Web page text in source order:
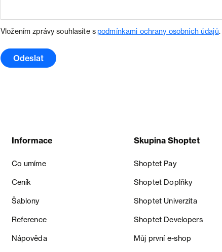
Vložením zprávy souhlasíte spodmínkami ochrany osobních údajů.
Odeslat
Informace
Co umíme
Ceník
Šablony
Reference
Nápověda
Skupina Shoptet
Shoptet Pay
Shoptet Doplňky
Shoptet Univerzita
Shoptet Developers
Můj první e-shop